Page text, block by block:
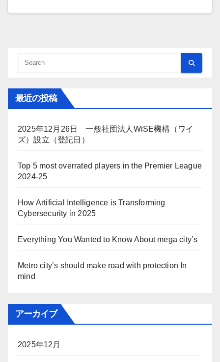
最近の投稿
2025年12月26日 一般社団法人WiSE機構（ワイ
ズ）設立（登記日）
Top 5 most overrated players in the Premier League
2024-25
How Artificial Intelligence is Transforming
Cybersecurity in 2025
Everything You Wanted to Know About mega city’s
Metro city’s should make road with protection In
mind
アーカイブ
2025年12月